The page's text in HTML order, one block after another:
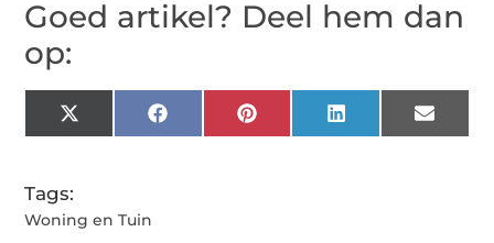
Goed artikel? Deel hem dan
op:
X
(Twitter)
FacebookPinterestLinkedIn Email
Tags:
Woning en Tuin